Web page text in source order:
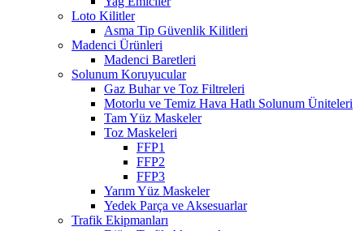
Loto Kilitler
Asma Tip Güvenlik Kilitleri
Madenci Ürünleri
Madenci Baretleri
Solunum Koruyucular
Gaz Buhar ve Toz Filtreleri
Motorlu ve Temiz Hava Hatlı Solunum Üniteleri
Tam Yüz Maskeler
Toz Maskeleri
FFP1
FFP2
FFP3
Yarım Yüz Maskeler
Yedek Parça ve Aksesuarlar
Trafik Ekipmanları